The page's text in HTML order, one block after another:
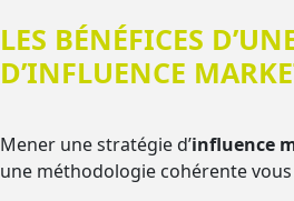
LES BÉNÉFICES
D’INFLUENCE
Mener une stratégie d’influence
une méthodologie cohérente